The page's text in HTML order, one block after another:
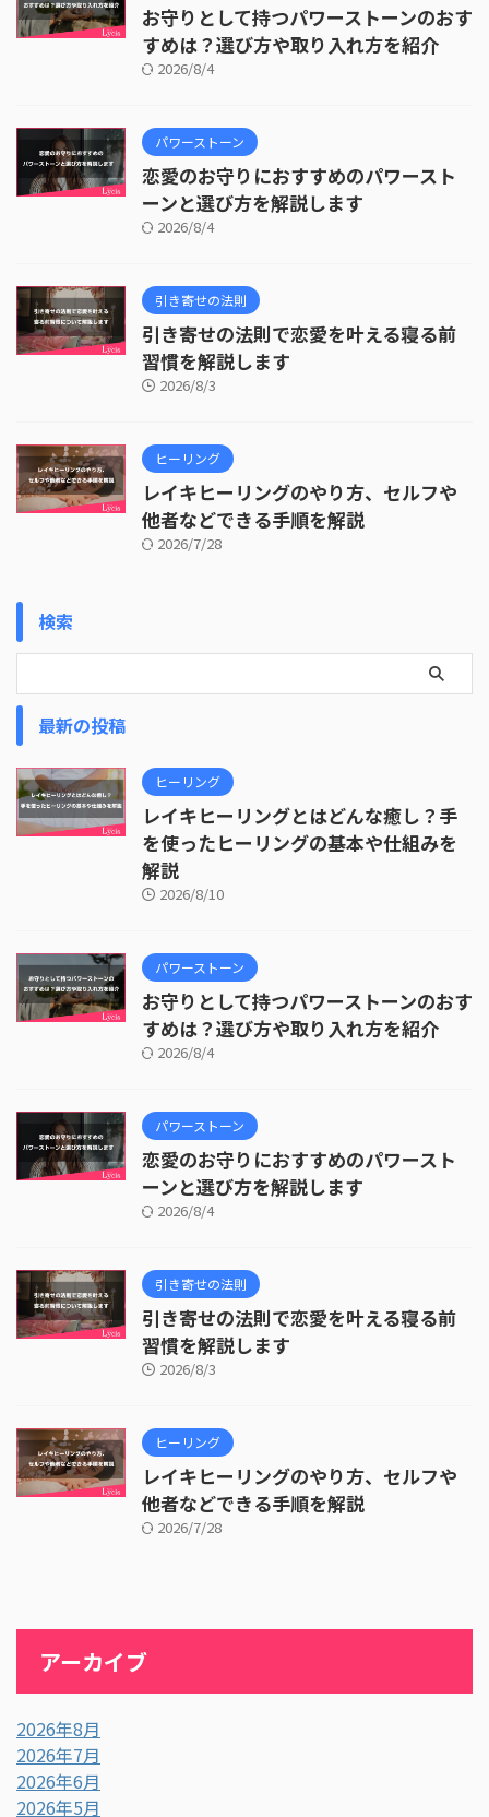
お守りとして持つパワーストーンのおす
すめは？選び方や取り入れ方を紹介
2026/8/4
パワーストーン
恋愛のお守りにおすすめのパワースト
ーンと選び方を解説します
2026/8/4
引き寄せの法則
引き寄せの法則で恋愛を叶える寝る前
習慣を解説します
2026/8/3
ヒーリング
レイキヒーリングのやり方、セルフや
他者などできる手順を解説
2026/7/28
検索
最新の投稿
ヒーリング
レイキヒーリングとはどんな癒し？手
を使ったヒーリングの基本や仕組みを
解説
2026/8/10
パワーストーン
お守りとして持つパワーストーンのおす
すめは？選び方や取り入れ方を紹介
2026/8/4
パワーストーン
恋愛のお守りにおすすめのパワースト
ーンと選び方を解説します
2026/8/4
引き寄せの法則
引き寄せの法則で恋愛を叶える寝る前
習慣を解説します
2026/8/3
ヒーリング
レイキヒーリングのやり方、セルフや
他者などできる手順を解説
2026/7/28
アーカイブ
2026年8月
2026年7月
2026年6月
2026年5月